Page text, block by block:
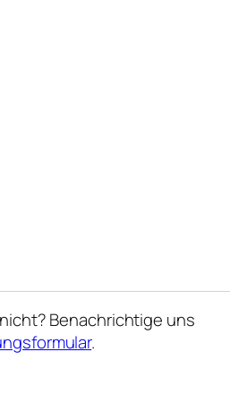
Benachrichtige uns
.